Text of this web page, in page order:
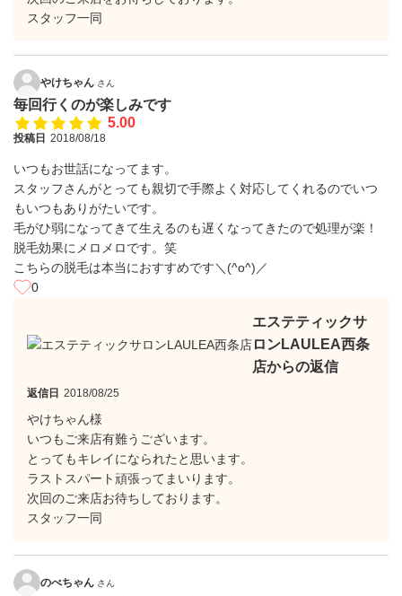
スタッフ一同
やけちゃん さん
毎回行くのが楽しみです
5.00
投稿日 2018/08/18
いつもお世話になってます。
スタッフさんがとっても親切で手際よく対応してくれるのでいつ
もいつもありがたいです。
毛がひ弱になってきて生えるのも遅くなってきたので処理が楽！
脱毛効果にメロメロです。笑
こちらの脱毛は本当におすすめです＼(^o^)／
0
エステティックサ
ロンLAULEA西条
店からの返信
返信日 2018/08/25
やけちゃん様
いつもご来店有難うございます。
とってもキレイになられたと思います。
ラストスパート頑張ってまいります。
次回のご来店お待ちしております。
スタッフ一同
のべちゃん さん